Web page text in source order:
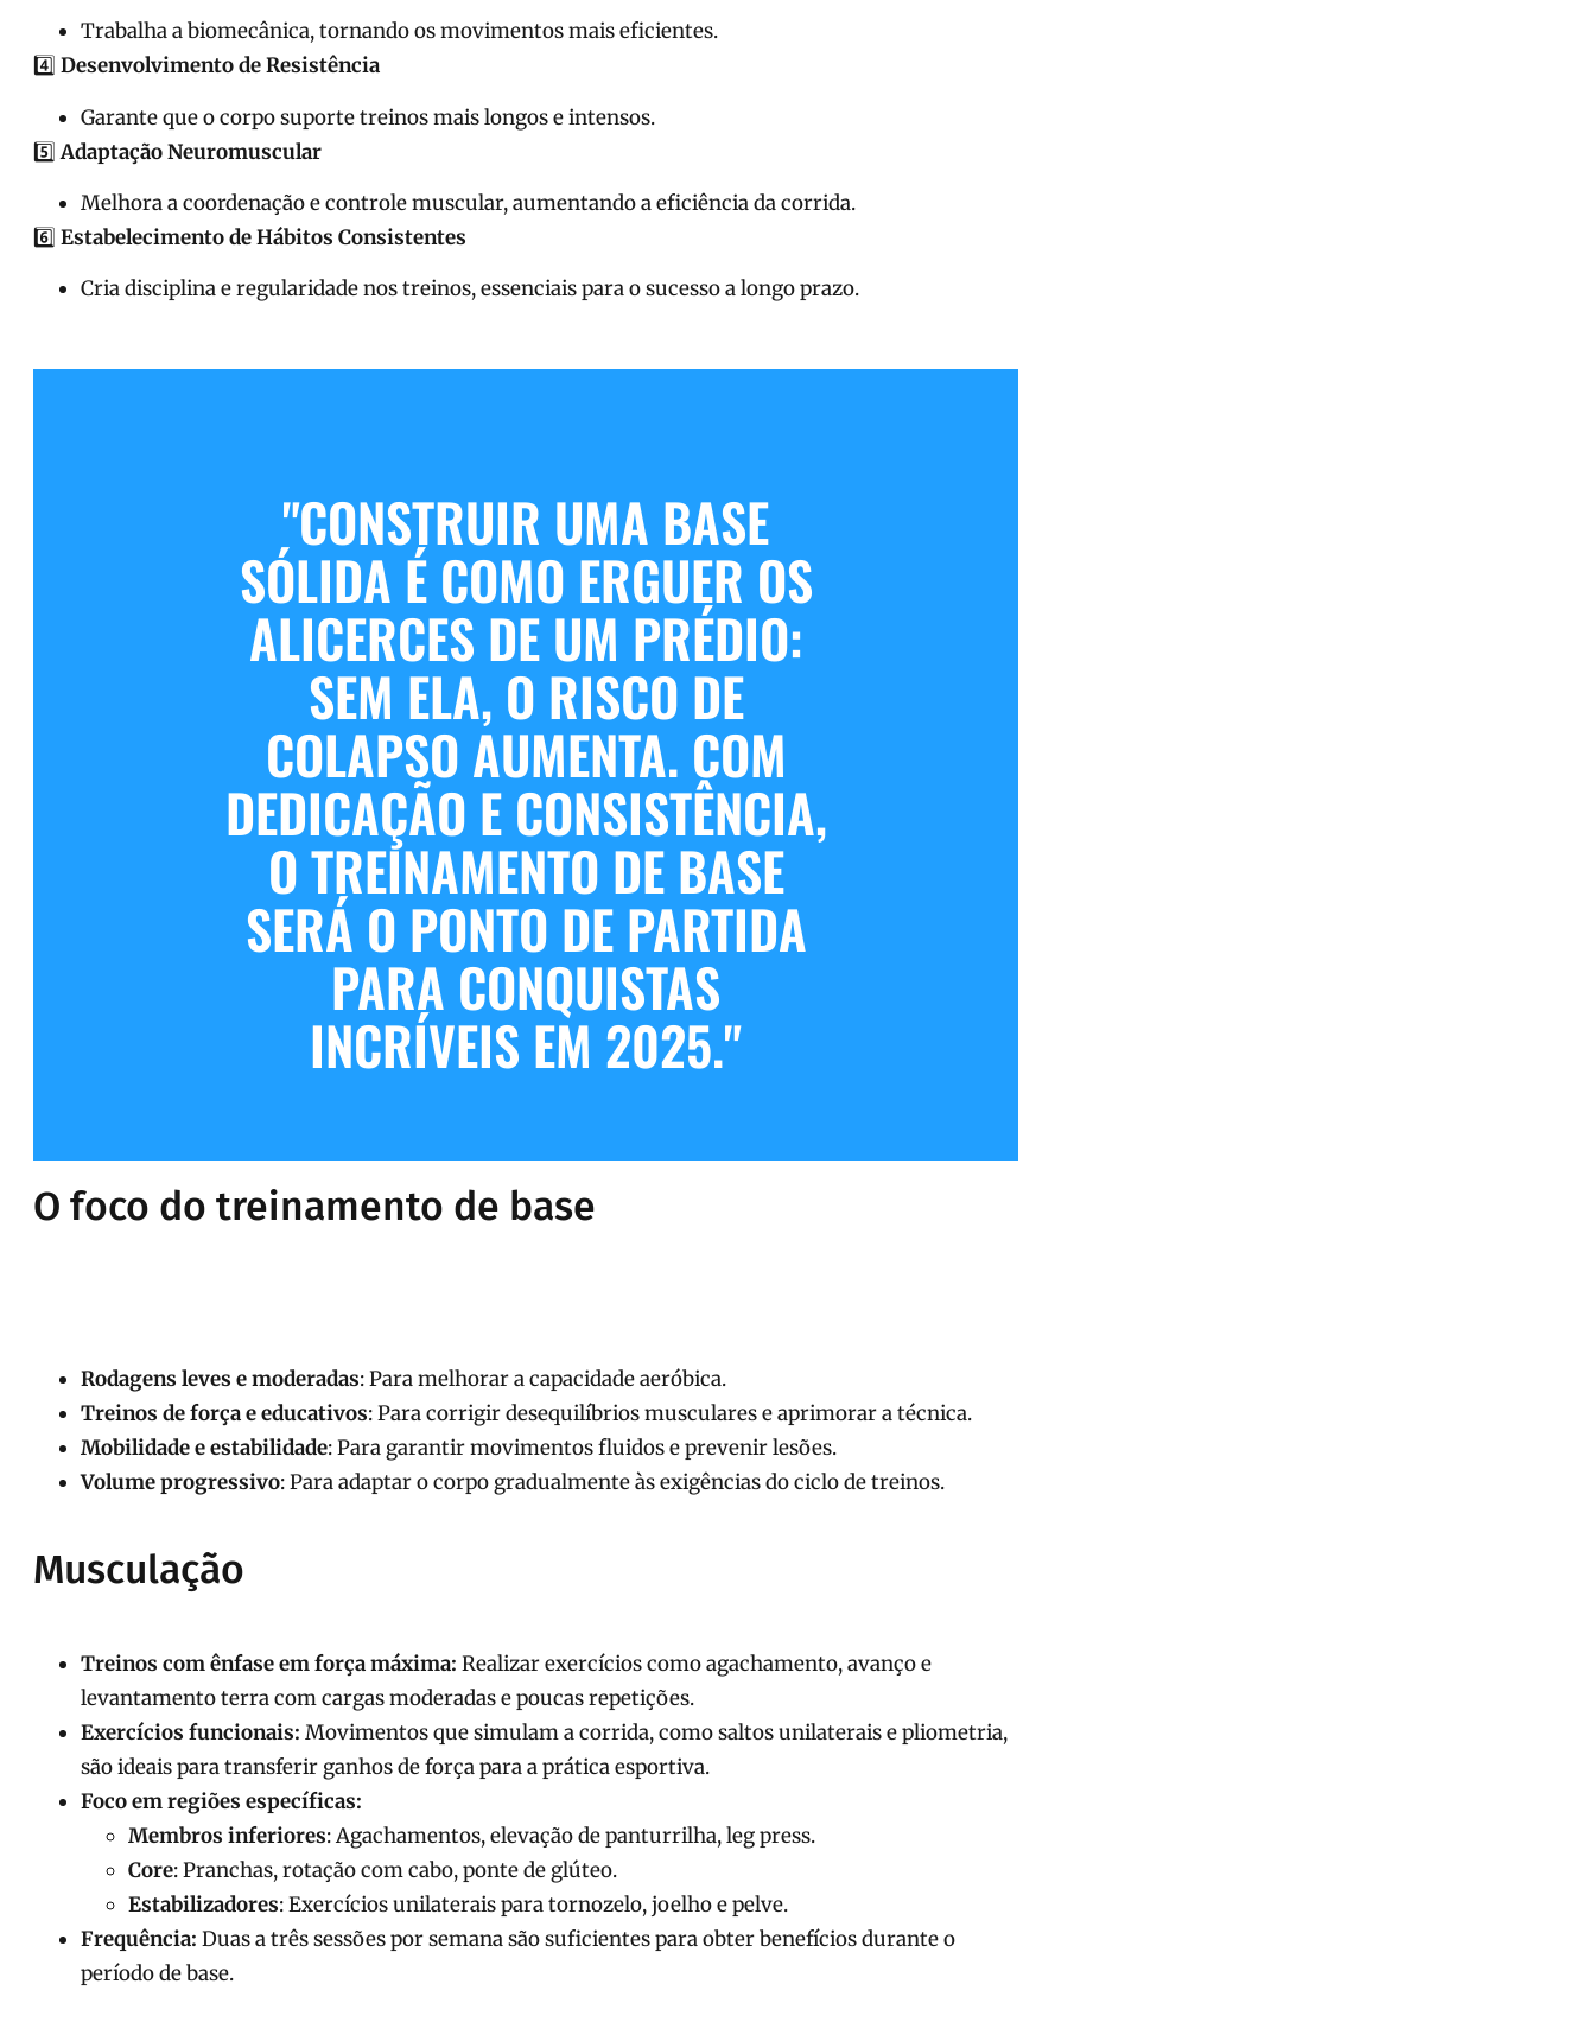
Trabalha a biomecânica, tornando os movimentos mais eficientes.
4️⃣ Desenvolvimento de Resistência
Garante que o corpo suporte treinos mais longos e intensos.
5️⃣Adaptação Neuromuscular
Melhora a coordenação e controle muscular, aumentando a eficiência da corrida.
6️⃣ Estabelecimento de Hábitos Consistentes
Cria disciplina e regularidade nos treinos, essenciais para o sucesso a longo prazo.
"CONSTRUIR UMA BASE
SÓLIDA É COMO ERGUER OS
ALICERCES DE UM PRÉDIO:
SEM ELA, O RISCO DE
COLAPSO AUMENTA. COM
DEDICAÇÃO E CONSISTÊNCIA,
O TREINAMENTO DE BASE
SERÁ O PONTO DE PARTIDA
PARA CONQUISTAS
INCRÍVEIS EM 2025."
O foco do treinamento de base
Rodagens leves e moderadas: Para melhorar a capacidade aeróbica.
Treinos de força e educativos: Para corrigir desequilíbrios musculares e aprimorar a técnica.
Mobilidade e estabilidade: Para garantir movimentos fluidos e prevenir lesões.
Volume progressivo: Para adaptar o corpo gradualmente às exigências do ciclo de treinos.
Musculação
Treinos com ênfase em força máxima: Realizar exercícios como agachamento, avanço e
levantamento terra com cargas moderadas e poucas repetições.
Exercícios funcionais: Movimentos que simulam a corrida, como saltos unilaterais e pliometria,
são ideais para transferir ganhos de força para a prática esportiva.
Foco em regiões específicas:
Membros inferiores: Agachamentos, elevação de panturrilha, leg press.
Core: Pranchas, rotação com cabo, ponte de glúteo.
Estabilizadores: Exercícios unilaterais para tornozelo, joelho e pelve.
Frequência: Duas a três sessões por semana são suficientes para obter benefícios durante o
período de base.